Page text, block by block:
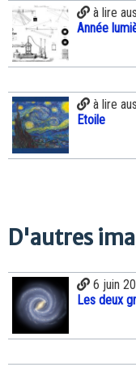
à lire
Année
à lire
Etoile
D'autres
6 juin
Les deux